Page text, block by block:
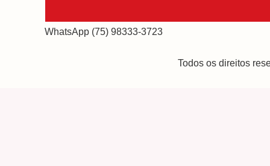
WhatsApp (75) 98333-3723
Todos os direitos